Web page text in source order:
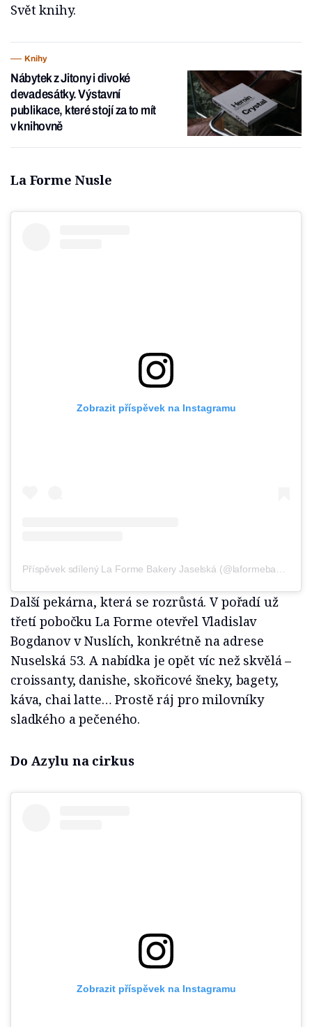
Svět knihy.
Knihy
Nábytek z Jitony i divoké
devadesátky. Výstavní
publikace, které stojí za to mít
v knihovně
La Forme Nusle
Zobrazit příspěvek na Instagramu
Další pekárna, která se rozrůstá. V pořadí už
třetí pobočku La Forme otevřel Vladislav
Bogdanov v Nuslích, konkrétně na adrese
Nuselská 53. A nabídka je opět víc než skvělá –
croissanty, danishe, skořicové šneky, bagety,
káva, chai latte… Prostě ráj pro milovníky
sladkého a pečeného.
Do Azylu na cirkus
Zobrazit příspěvek na Instagramu